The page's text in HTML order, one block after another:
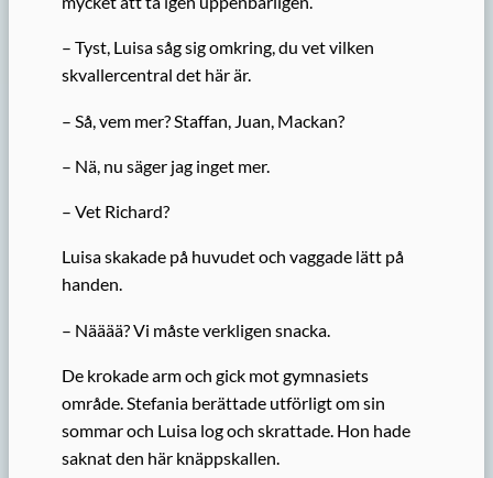
– Tyst, Luisa såg sig omkring, du vet vilken
skvallercentral det här är.
– Så, vem mer? Staffan, Juan, Mackan?
– Nä, nu säger jag inget mer.
– Vet Richard?
Luisa skakade på huvudet och vaggade lätt på
handen.
– Nääää? Vi måste verkligen snacka.
De krokade arm och gick mot gymnasiets
område. Stefania berättade utförligt om sin
sommar och Luisa log och skrattade. Hon hade
saknat den här knäppskallen.